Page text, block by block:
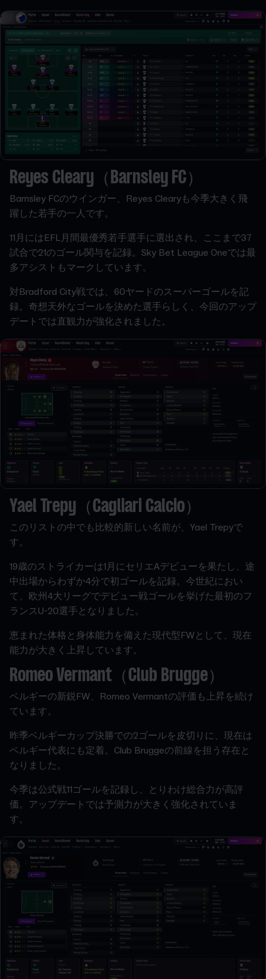
Reyes Cleary（Barnsley FC）
Barnsley FCのウインガー、Reyes Clearyも今季大きく飛
躍した若手の一人です。
11月にはEFL月間最優秀若手選手に選出され、ここまで37
試合で21のゴール関与を記録。Sky Bet League Oneでは最
多アシストもマークしています。
対Bradford City戦では、60ヤードのスーパーゴールを記
録。奇想天外なゴールを決めた選手らしく、今回のアップ
デートでは直観力が強化されました。
Yael Trepy（Cagliari Calcio）
このリストの中でも比較的新しい名前が、Yael Trepyで
す。
19歳のストライカーは1月にセリエAデビューを果たし、途
中出場からわずか4分で初ゴールを記録。今世紀におい
て、欧州4大リーグでデビュー戦ゴールを挙げた最初のフ
ランスU-20選手となりました。
恵まれた体格と身体能力を備えた現代型FWとして、現在
能力が大きく上昇しています。
Romeo Vermant（Club Brugge）
ベルギーの新鋭FW、Romeo Vermantの評価も上昇を続け
ています。
昨季ベルギーカップ決勝での2ゴールを皮切りに、現在は
ベルギー代表にも定着。Club Bruggeの前線を担う存在と
なりました。
今季は公式戦11ゴールを記録し、とりわけ総合力が高評
価。アップデートでは予測力が大きく強化されていま
す。